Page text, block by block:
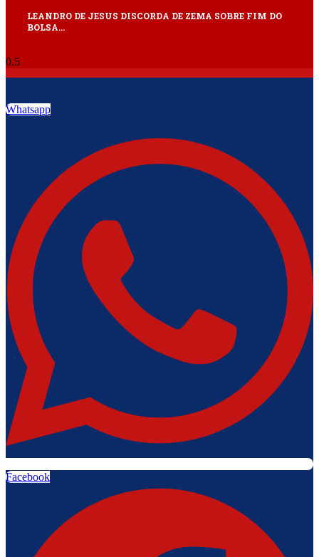
LEANDRO DE JESUS DISCORDA DE ZEMA SOBRE FIM DO
BOLSA…
Whatsapp
Facebook